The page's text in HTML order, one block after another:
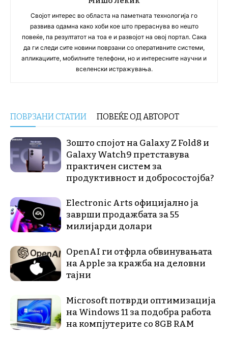
Својот интерес во областа на паметната технологија го
развива одамна како хоби кое што прераснува во нешто
повеќе, па резултатот на тоа е и развојот на овој портал. Сака
да ги следи сите новини поврзани со оперативните системи,
апликациите, мобилните телефони, но и интересните научни и
вселенски истражувања.
ПОВРЗАНИ СТАТИИ ПОВЕЌЕ ОД АВТОРОТ
Зошто спојот на Galaxy Z Fold8 и
Galaxy Watch9 претставува
практичен систем за
продуктивност и добросостојба?
Electronic Arts официјално ја
заврши продажбата за 55
милијарди долари
OpenAI ги отфрла обвинувањата
на Apple за кражба на деловни
тајни
Microsoft потврди оптимизација
на Windows 11 за подобра работа
на компјутерите со 8GB RAM